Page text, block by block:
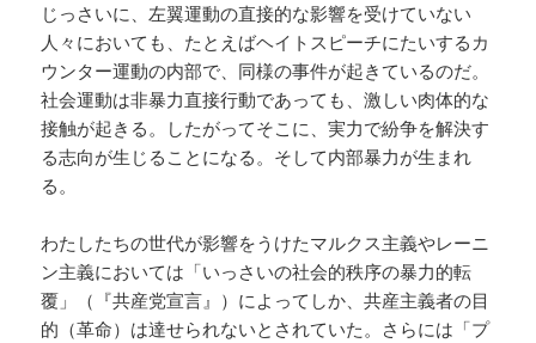
じっさいに、左翼運動の直接的な影響を受けていない
人々においても、たとえばヘイトスピーチにたいするカ
ウンター運動の内部で、同様の事件が起きているのだ。
社会運動は非暴力直接行動であっても、激しい肉体的な
接触が起きる。したがってそこに、実力で紛争を解決す
る志向が生じることになる。そして内部暴力が生まれ
る。
わたしたちの世代が影響をうけたマルクス主義やレーニ
ン主義においては「いっさいの社会的秩序の暴力的転
覆」（『共産党宣言』）によってしか、共産主義者の目
的（革命）は達せられないとされていた。さらには「プ